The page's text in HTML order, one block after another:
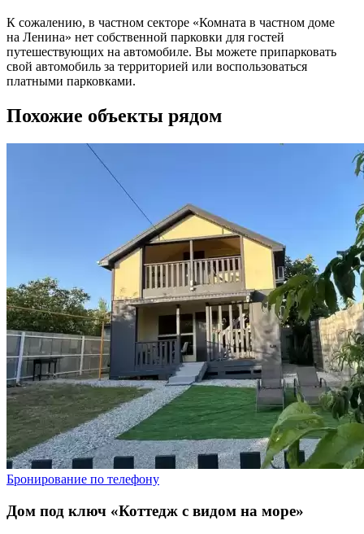
К сожалению, в частном секторе «Комната в частном доме
на Ленина» нет собственной парковки для гостей
путешествующих на автомобиле. Вы можете припарковать
свой автомобиль за территорией или воспользоваться
платными парковками.
Похожие объекты рядом
Бронирование по телефону
Дом под ключ «Коттедж с видом на море»